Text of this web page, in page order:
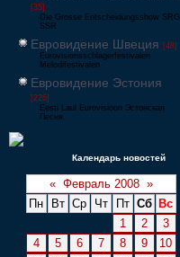
[35]
Die Grosse Entscheidungsshow SRG
SSR
Евровидение Швеция [48]
Eurovisionsschlagerfestivalen
Melodifestivalen
Евровидение Эстония
[226]
Eesti Laul Eurovisioon Эстонская
Песня
Календарь новостей
« Февраль 2008 »
Пн
Вт Ср Чт Пт Сб
Вс
1
2
3
4
5 6 7 8 9
10